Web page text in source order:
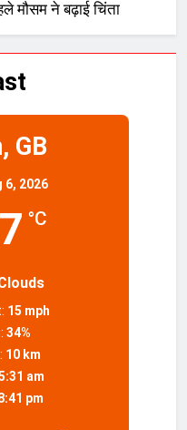
मौसम ने बढ़ाई चिंता
GB
6, 2026
°C
15 mph
34%
10 km
am
pm